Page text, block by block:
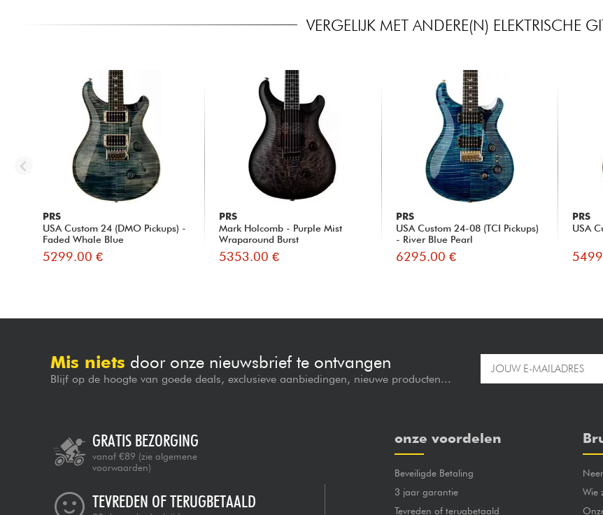
VERGELIJK MET ANDERE(N) ELEKTRISCHE
PRS
USA Custom 24 (DMO Pickups) -
Faded Whale Blue
5299.00 €
PRS
Mark Holcomb - Purple Mist
Wraparound Burst
5353.00 €
PRS
USA Custom 24-08 (TCI Pickups)
- River Blue Pearl
6295.00 €
PRS
USA
Mis niets door onze nieuwsbrief te ontvangen
Blijf op de hoogte van goede deals, exclusieve aanbiedingen, nieuwe producten...
GRATIS BEZORGING
vanaf €89 (zie algemene
voorwaarden)
TEVREDEN OF TERUGBETAALD
onze voordelen
Beveiligde Betaling
3 jaar garantie
Tevreden of terugbetaald
Wie